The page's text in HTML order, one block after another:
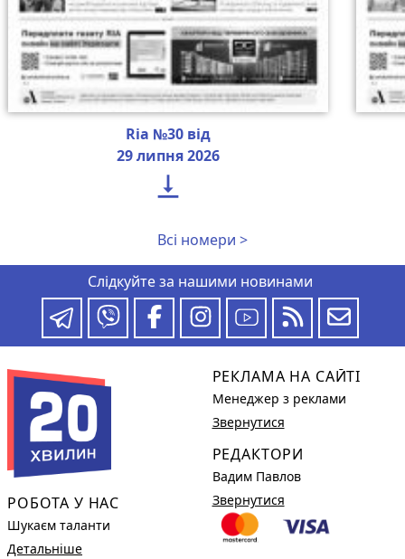
Ria №30 від
29 липня 2026

Всі номери >
Слідкуйте за нашими новинами
РОБОТА У НАС
Шукаєм таланти
Детальніше
РЕКЛАМА НА САЙТІ
Менеджер з реклами
Звернутися
РЕДАКТОРИ
Вадим Павлов
Звернутися